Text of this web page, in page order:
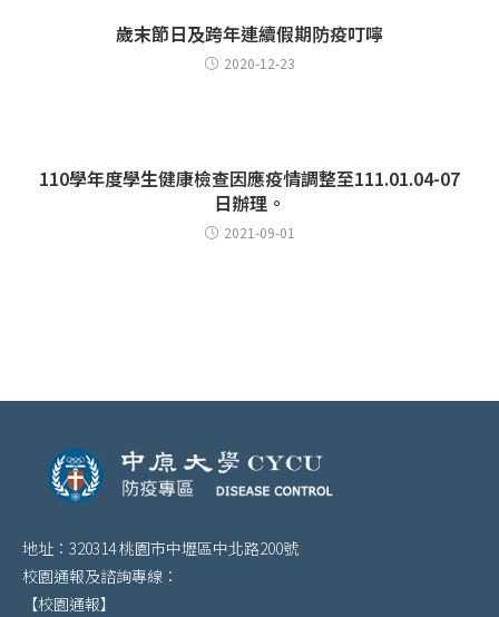
歲末節日及跨年連續假期防疫叮嚀
2020-12-23
110學年度學生健康檢查因應疫情調整至111.01.04-07
日辦理。
2021-09-01
地址：320314 桃園市中壢區中北路200號
校園通報及諮詢專線：
【校園通報】